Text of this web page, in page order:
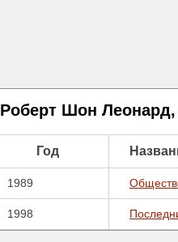
Роберт Шон
Год
1989
1998